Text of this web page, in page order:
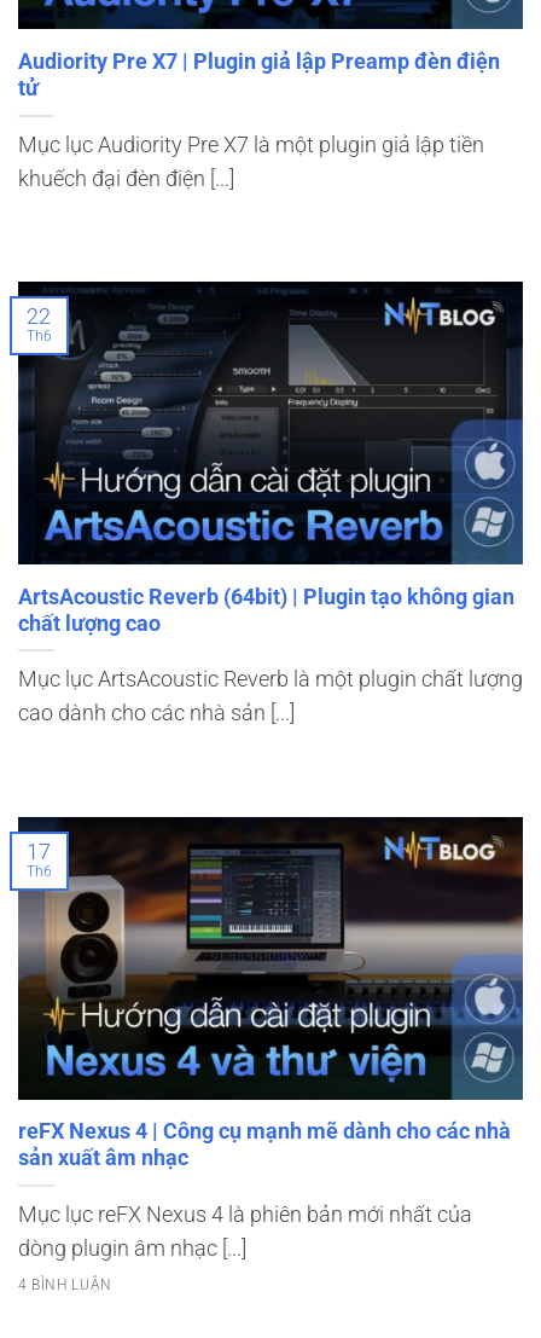
Audiority Pre X7 | Plugin giả lập Preamp đèn điện
tử
Mục lục Audiority Pre X7 là một plugin giả lập tiền
khuếch đại đèn điện [...]
ArtsAcoustic Reverb (64bit) | Plugin tạo không gian
chất lượng cao
Mục lục ArtsAcoustic Reverb là một plugin chất lượng
cao dành cho các nhà sản [...]
22
Th6
reFX Nexus 4 | Công cụ mạnh mẽ dành cho các nhà
sản xuất âm nhạc
Mục lục reFX Nexus 4 là phiên bản mới nhất của
dòng plugin âm nhạc [...]
4 BÌNH LUẬN
17
Th6